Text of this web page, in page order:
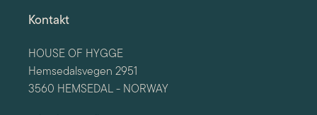
Kontakt
HOUSE OF HYGGE
Hemsedalsvegen 2951
3560 HEMSEDAL - NORWAY